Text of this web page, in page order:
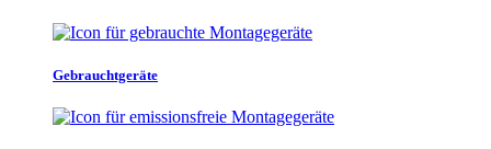
Gebrauchtgeräte